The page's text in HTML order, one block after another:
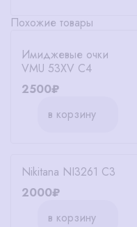
Похожие товары
Имиджевые очки
VMU 53XV C4
2500₽
в корзину
Nikitana NI3261 C3
2000₽
в корзину